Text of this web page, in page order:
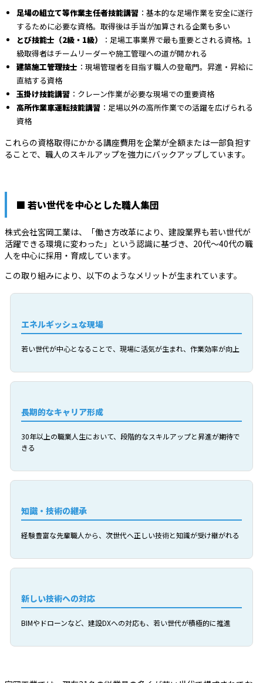
足場の組立て等作業主任者技能講習 ：基本的な足場作業を安全に遂行
するために必要な資格。取得後は手当が加算される企業も多い
とび技能士（2級・1級）
：足場工事業界で最も重要とされる資格。1
級取得者はチームリーダーや施工管理への道が開かれる
建築施工管理技士 ：現場管理者を目指す職人の登竜門。昇進・昇給に
直結する資格
玉掛け技能講習 ：クレーン作業が必要な現場での重要資格
高所作業車運転技能講習 ：足場以外の高所作業での活躍を広げられる
資格
これらの資格取得にかかる講座費用を企業が全額または一部負担す
ることで、職人のスキルアップを強力にバックアップしています。
■ 若い世代を中心とした職人集団
株式会社宮岡工業は、「働き方改革により、建設業界も若い世代が
活躍できる環境に変わった」という認識に基づき、20代～40代の職
人を中心に採用・育成しています。
この取り組みにより、以下のようなメリットが生まれています。
エネルギッシュな現場
若い世代が中心となることで、現場に活気が生まれ、作業効率が向上
長期的なキャリア形成
30年以上の職業人生において、段階的なスキルアップと昇進が期待で
きる
知識・技術の継承
経験豊富な先輩職人から、次世代へ正しい技術と知識が受け継がれる
新しい技術への対応
BIMやドローンなど、建設DXへの対応も、若い世代が積極的に推進